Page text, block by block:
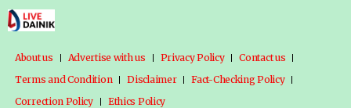
About us Advertise with us Privacy Policy
Contact us
Terms and Condition
Disclaimer
Fact-Checking Policy
Correction Policy
Ethics Policy